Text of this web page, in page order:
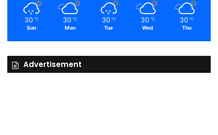
30 ℃
Sun
30 ℃
Mon
30 ℃
Tue
30 ℃
Wed
30 ℃
Thu
Advertisement